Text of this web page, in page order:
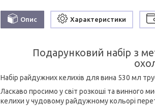
Опис Характеристики
Подарунковий набір з
Набір райдужних келихів для вина 530 мл
Ласкаво просимо у світ розкоші та винного
келихи у чудовому райдужному кольорі